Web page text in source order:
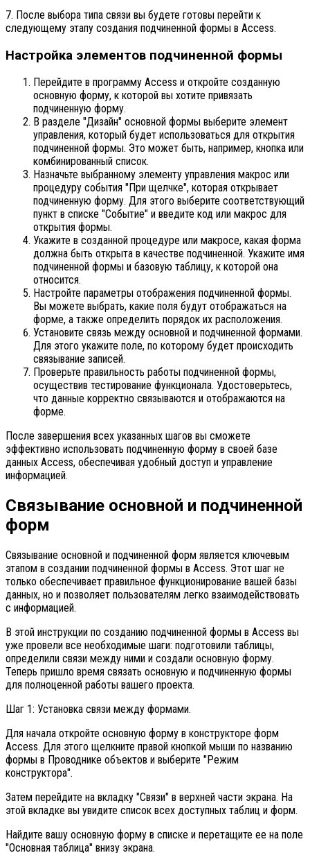
7. После выбора типа связи вы будете готовы перейти к
следующему этапу создания подчиненной формы в Access.
Настройка элементов подчиненной формы
Перейдите в программу Access и откройте созданную
основную форму, к которой вы хотите привязать
подчиненную форму.
В разделе "Дизайн" основной формы выберите элемент
управления, который будет использоваться для открытия
подчиненной формы. Это может быть, например, кнопка или
комбинированный список.
Назначьте выбранному элементу управления макрос или
процедуру события "При щелчке", которая открывает
подчиненную форму. Для этого выберите соответствующий
пункт в списке "Событие" и введите код или макрос для
открытия формы.
Укажите в созданной процедуре или макросе, какая форма
должна быть открыта в качестве подчиненной. Укажите имя
подчиненной формы и базовую таблицу, к которой она
относится.
Настройте параметры отображения подчиненной формы.
Вы можете выбрать, какие поля будут отображаться на
форме, а также определить порядок их расположения.
Установите связь между основной и подчиненной формами.
Для этого укажите поле, по которому будет происходить
связывание записей.
Проверьте правильность работы подчиненной формы,
осуществив тестирование функционала. Удостоверьтесь,
что данные корректно связываются и отображаются на
форме.
После завершения всех указанных шагов вы сможете
эффективно использовать подчиненную форму в своей базе
данных Access, обеспечивая удобный доступ и управление
информацией.
Связывание основной и подчиненной
форм
Связывание основной и подчиненной форм является ключевым
этапом в создании подчиненной формы в Access. Этот шаг не
только обеспечивает правильное функционирование вашей базы
данных, но и позволяет пользователям легко взаимодействовать
с информацией.
В этой инструкции по созданию подчиненной формы в Access вы
уже провели все необходимые шаги: подготовили таблицы,
определили связи между ними и создали основную форму.
Теперь пришло время связать основную и подчиненную формы
для полноценной работы вашего проекта.
Шаг 1: Установка связи между формами.
Для начала откройте основную форму в конструкторе форм
Access. Для этого щелкните правой кнопкой мыши по названию
формы в Проводнике объектов и выберите "Режим
конструктора".
Затем перейдите на вкладку "Связи" в верхней части экрана. На
этой вкладке вы увидите список всех доступных таблиц и форм.
Найдите вашу основную форму в списке и перетащите ее на поле
"Основная таблица" внизу экрана.